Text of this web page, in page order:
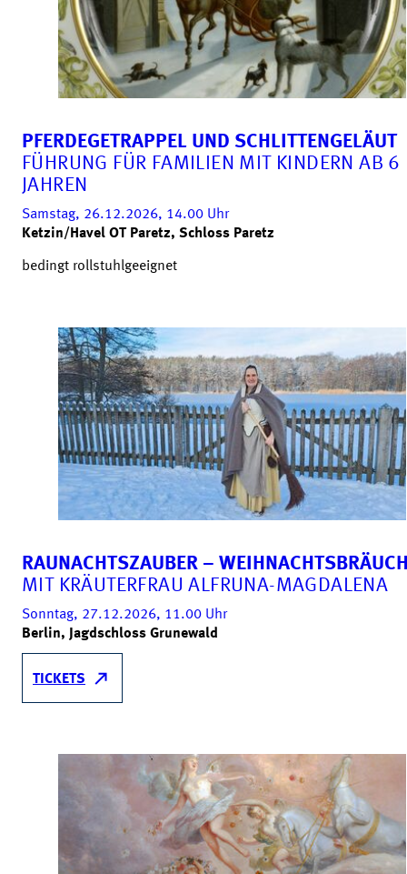
PFERDEGETRAPPEL UND SCHLITTENGELÄUT
FÜHRUNG FÜR FAMILIEN MIT KINDERN AB 6
JAHREN
Samstag, 26.12.2026, 14.00 Uhr
Ketzin/Havel OT Paretz, Schloss Paretz
bedingt rollstuhlgeeignet
RAUNACHTSZAUBER –
MIT KRÄUTERFRAU ALFRUNA-MAGDALENA
Sonntag, 27.12.2026, 11.00 Uhr
Berlin, Jagdschloss Grunewald
TICKETS